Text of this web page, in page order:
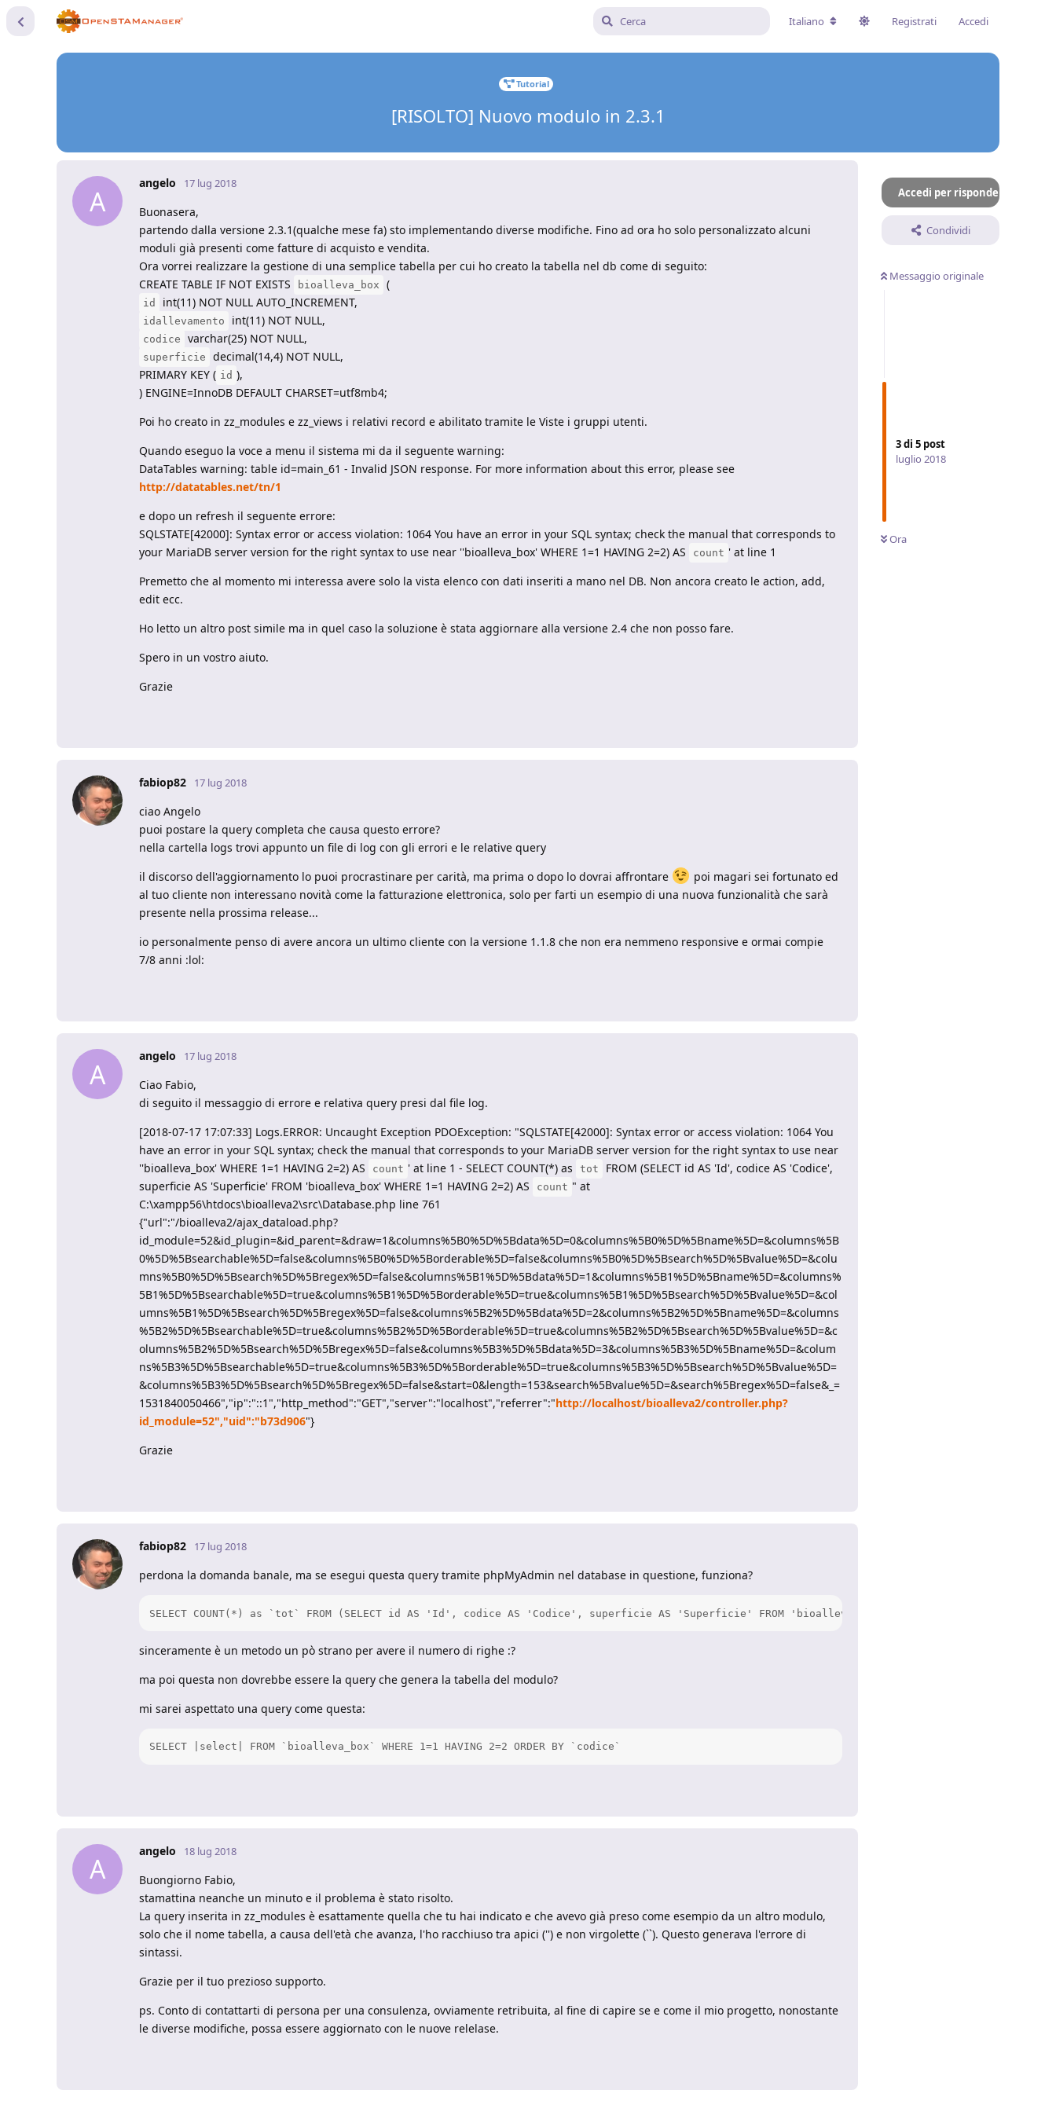
Italiano Registrati Accedi
Tutorial
[RISOLTO] Nuovo modulo in 2.3.1
Accedi per rispondere
Condividi
Messaggio originale
3di 5 post
luglio 2018
Ora
A
angelo 17 lug 2018
Buonasera,
partendo dalla versione 2.3.1(qualche mese fa) sto implementando diverse modifiche. Fino ad ora ho solo personalizzato alcuni
moduli già presenti come fatture di acquisto e vendita.
Ora vorrei realizzare la gestione di una semplice tabella per cui ho creato la tabella nel db come di seguito:
CREATE TABLE IF NOT EXISTS
bioalleva_box (
id int(11) NOT NULL AUTO_INCREMENT,
idallevamento int(11) NOT NULL,
codice varchar(25) NOT NULL,
superficie
decimal(14,4) NOT NULL,
PRIMARY KEY ( id ),
) ENGINE=InnoDB DEFAULT CHARSET=utf8mb4;
Poi ho creato in zz_modules e zz_views i relativi record e abilitato tramite le Viste i gruppi utenti.
Quando eseguo la voce a menu il sistema mi da il seguente warning:
DataTables warning: table id=main_61 - Invalid JSON response. For more information about this error, please see
http://datatables.net/tn/1
e dopo un refresh il seguente errore:
SQLSTATE[42000]: Syntax error or access violation: 1064 You have an error in your SQL syntax; check the manual that corresponds to
your MariaDB server version for the right syntax to use near ''bioalleva_box' WHERE 1=1 HAVING 2=2) AS
count ' at line 1
Premetto che al momento mi interessa avere solo la vista elenco con dati inseriti a mano nel DB. Non ancora creato le action, add,
edit ecc.
Ho letto un altro post simile ma in quel caso la soluzione è stata aggiornare alla versione 2.4 che non posso fare.
Spero in un vostro aiuto.
Grazie
fabiop82 17 lug 2018
ciao Angelo
puoi postare la query completa che causa questo errore?
nella cartella logs trovi appunto un file di log con gli errori e le relative query
il discorso dell'aggiornamento lo puoi procrastinare per carità, ma prima o dopo lo dovrai affrontare
poi magari sei fortunato ed
al tuo cliente non interessano novità come la fatturazione elettronica, solo per farti un esempio di una nuova funzionalità che sarà
presente nella prossima release...
io personalmente penso di avere ancora un ultimo cliente con la versione 1.1.8 che non era nemmeno responsive e ormai compie
7/8 anni :lol:
A
angelo 17 lug 2018
Ciao Fabio,
di seguito il messaggio di errore e relativa query presi dal file log.
[2018-07-17 17:07:33] Logs.ERROR: Uncaught Exception PDOException: "SQLSTATE[42000]: Syntax error or access violation: 1064 You
have an error in your SQL syntax; check the manual that corresponds to your MariaDB server version for the right syntax to use near
''bioalleva_box' WHERE 1=1 HAVING 2=2) AS
count ' at line 1 - SELECT COUNT(*) as tot
FROM (SELECT id AS 'Id', codice AS 'Codice',
superficie AS 'Superficie' FROM 'bioalleva_box' WHERE 1=1 HAVING 2=2) AS
count " at
C:\xampp56\htdocs\bioalleva2\src\Database.php line 761
{"url":"/bioalleva2/ajax_dataload.php?
id_module=52&id_plugin=&id_parent=&draw=1&columns%5B0%5D%5Bdata%5D=0&columns%5B0%5D%5Bname%5D=&columns%5B
0%5D%5Bsearchable%5D=false&columns%5B0%5D%5Borderable%5D=false&columns%5B0%5D%5Bsearch%5D%5Bvalue%5D=&colu
mns%5B0%5D%5Bsearch%5D%5Bregex%5D=false&columns%5B1%5D%5Bdata%5D=1&columns%5B1%5D%5Bname%5D=&columns%
5B1%5D%5Bsearchable%5D=true&columns%5B1%5D%5Borderable%5D=true&columns%5B1%5D%5Bsearch%5D%5Bvalue%5D=&col
umns%5B1%5D%5Bsearch%5D%5Bregex%5D=false&columns%5B2%5D%5Bdata%5D=2&columns%5B2%5D%5Bname%5D=&columns
%5B2%5D%5Bsearchable%5D=true&columns%5B2%5D%5Borderable%5D=true&columns%5B2%5D%5Bsearch%5D%5Bvalue%5D=&c
olumns%5B2%5D%5Bsearch%5D%5Bregex%5D=false&columns%5B3%5D%5Bdata%5D=3&columns%5B3%5D%5Bname%5D=&colum
ns%5B3%5D%5Bsearchable%5D=true&columns%5B3%5D%5Borderable%5D=true&columns%5B3%5D%5Bsearch%5D%5Bvalue%5D=
&columns%5B3%5D%5Bsearch%5D%5Bregex%5D=false&start=0&length=153&search%5Bvalue%5D=&search%5Bregex%5D=false&_=
1531840050466","ip":"::1","http_method":"GET","server":"localhost","referrer":"http://localhost/bioalleva2/controller.php?
id_module=52","uid":"b73d906"}
Grazie
fabiop82 17 lug 2018
perdona la domanda banale, ma se esegui questa query tramite phpMyAdmin nel database in questione, funziona?
SELECT COUNT(*) as `tot` FROM (SELECT id AS 'Id', codice AS 'Codice', superficie AS 'Superficie' FROM 'bioalleva_box' WHERE 1=1 HAVING 2=2) AS
sinceramente è un metodo un pò strano per avere il numero di righe :?
ma poi questa non dovrebbe essere la query che genera la tabella del modulo?
mi sarei aspettato una query come questa:
SELECT |select| FROM `bioalleva_box` WHERE 1=1 HAVING 2=2 ORDER BY `codice`
A
angelo 18 lug 2018
Buongiorno Fabio,
stamattina neanche un minuto e il problema è stato risolto.
La query inserita in zz_modules è esattamente quella che tu hai indicato e che avevo già preso come esempio da un altro modulo,
solo che il nome tabella, a causa dell'età che avanza, l'ho racchiuso tra apici ('') e non virgolette (``). Questo generava l'errore di
sintassi.
Grazie per il tuo prezioso supporto.
ps. Conto di contattarti di persona per una consulenza, ovviamente retribuita, al fine di capire se e come il mio progetto, nonostante
le diverse modifiche, possa essere aggiornato con le nuove relelase.